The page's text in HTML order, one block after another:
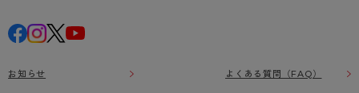
お知らせ よくある質問（FAQ）